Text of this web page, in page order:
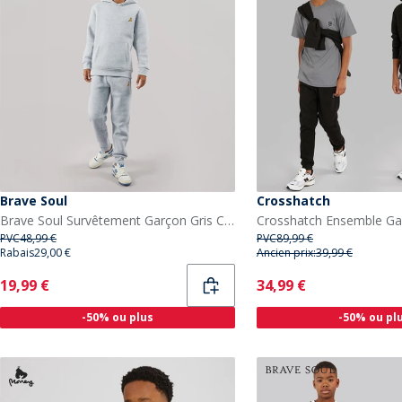
Brave Soul
Brave Soul Survêtement Garçon Gris Clair Chiné
PVC48,99 €
Rabais29,00 €
Current
19,99 €
-50% ou plus
Crosshatch
PVC89,99 €
Ancien prix:39,99 €
Current
34,99 €
-50% ou